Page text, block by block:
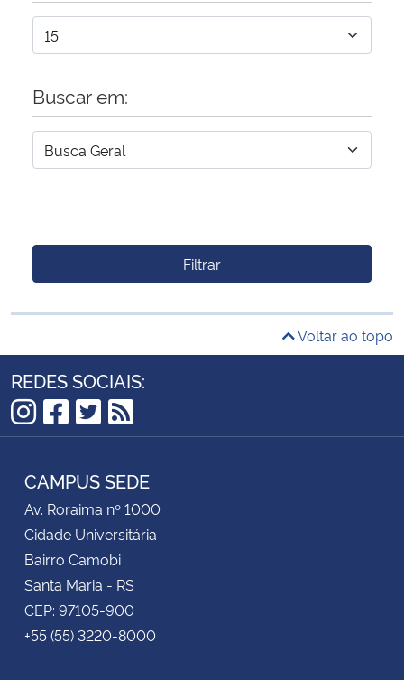
Buscar em:
Filtrar
Voltar ao topo
REDES SOCIAIS:
Instagram
Facebook
Twitter
RSS
CAMPUS SEDE
Av. Roraima nº 1000
Cidade Universitária
Bairro Camobi
Santa Maria - RS
CEP: 97105-900
+55 (55) 3220-8000